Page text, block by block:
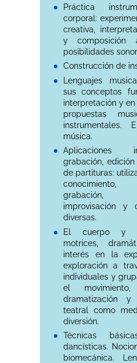
Práctica
corporal:
creativa,
y
posibilidades
Construcción de
Lenguajes
sus conceptos
interpretación y
propuestas
música.
Aplicaciones
grabación,
de partituras:
grabación,
improvisación y
diversas.
El cuerpo y
motrices,
interés en la
exploración a
individuales y
el
dramatización y
teatral como
diversión.
Técnicas
dancísticas.
biomecánica.